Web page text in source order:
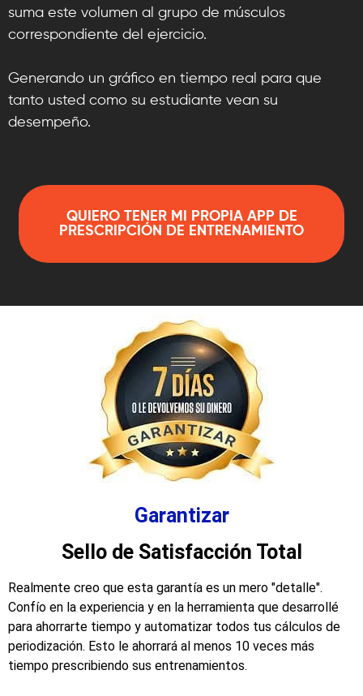
suma este volumen al grupo de músculos
correspondiente del ejercicio.
Generando un gráfico en tiempo real para que
tanto usted como su estudiante vean su
desempeño.
QUIERO TENER MI PROPIA APP DE
PRESCRIPCIÓN DE ENTRENAMIENTO
Garantizar
Sello de Satisfacción Total
Realmente creo que esta garantía es un mero "detalle".
Confío en la experiencia y en la herramienta que desarrollé
para ahorrarte tiempo y automatizar todos tus cálculos de
periodización. Esto le ahorrará al menos 10 veces más
tiempo prescribiendo sus entrenamientos.